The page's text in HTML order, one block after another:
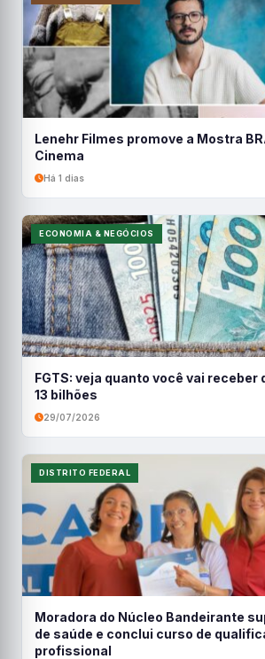
Lenehr Filmes promove a Mostra
Cinema
Há 1 dias
ECONOMIA & NEGÓCIOS
FGTS: veja quanto você vai receber
13 bilhões
29/07/2026
DISTRITO FEDERAL
Moradora do Núcleo Bandeirante
de saúde e conclui curso de
profissional